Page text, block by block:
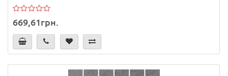
669,61грн.